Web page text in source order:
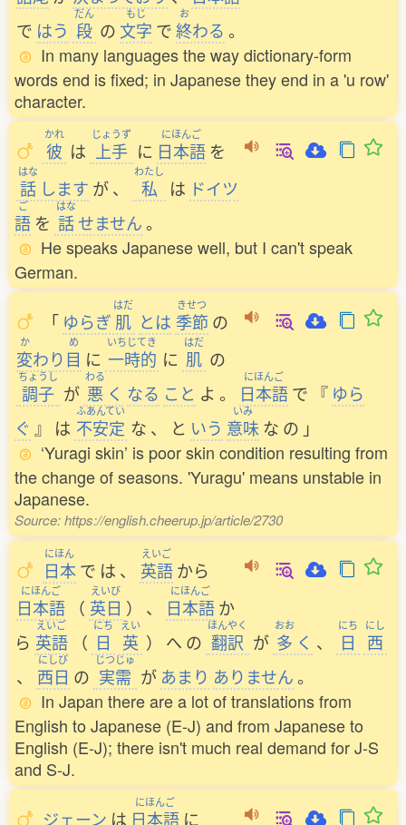
で はう
だん
段 の
もじ
文字 で
お
終わる 。
In many languages the way dictionary-form
words end is fixed; in Japanese they end in a 'u row'
character.
かれ
彼 は
じょうず
上手 に
にほんご
日本語 を
はな
話 します が、
わたし
私 は ドイツ
ご
語 を
はな
話せません。
He speaks Japanese well, but I can't speak
German.
「 ゆらぎ
はだ
肌 とは
きせつ
季節 の
か
変わり
め
目 に
いちじてき
一時的 に
はだ
肌 の
ちょうし
調子 が
わる
悪 く なる こと よ 。
にほんご
日本語で 『 ゆら
ぐ 』 は
ふあんてい
不安定 な 、 と いう
いみ
意味 な の 」
‘Yuragi skin’ is poor skin condition resulting from
the change of seasons. 'Yuragu' means unstable in
Japanese.
Source: https://english.cheerup.jp/article/2730
にほん
日本 で は 、
えいご
英語 から
にほんご
日本語 （
えいび
英日 ） 、
にほんご
日本語か
ら
えいご
英語 （
にち
日
えい
英 ） へ の
ほんやく
翻訳 が
おお
多 く 、
にち
日
にし
西
、
にしび
西日 の
じつじゅ
実需 が あまり ありません。
In Japan there are a lot of translations from
English to Japanese (E-J) and from Japanese to
English (E-J); there isn't much real demand for J-S
and S-J.
ジェーン は
にほんご
日本語 に